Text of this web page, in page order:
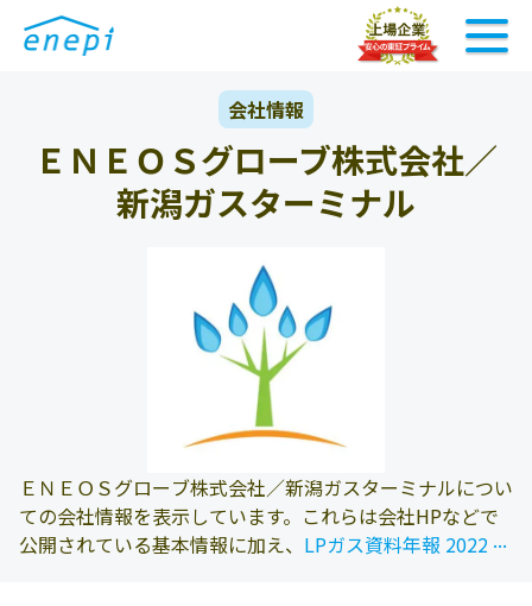
会社情報
ＥＮＥＯＳグローブ株式会社／
新潟ガスターミナル
ＥＮＥＯＳグローブ株式会社／新潟ガスターミナルについ
ての会社情報を表示しています。これらは会社HPなどで
公開されている基本情報に加え、 LPガス資料年報 2022年
...
...